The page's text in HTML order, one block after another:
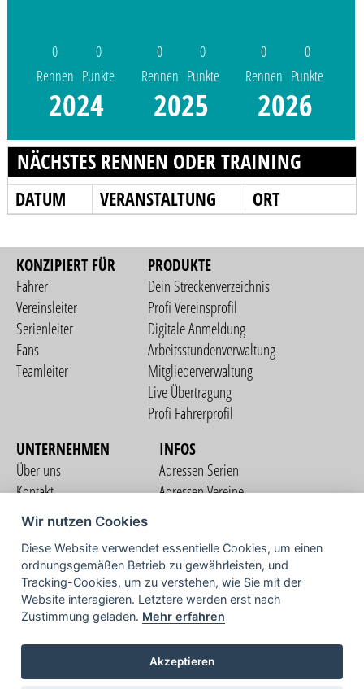
0
Rennen
0
Punkte
2024
0
Rennen
0
Punkte
2025
0
Rennen
0
Punkte
2026
NÄCHSTES RENNEN ODER TRAINING
DATUM VERANSTALTUNG ORT
KONZIPIERT FÜR
Fahrer
Vereinsleiter
Serienleiter
Fans
Teamleiter
PRODUKTE
Dein Streckenverzeichnis
Profi Vereinsprofil
Digitale Anmeldung
Arbeitsstundenverwaltung
Mitgliederverwaltung
Live Übertragung
Profi Fahrerprofil
UNTERNEHMEN
Über uns
Kontakt
Nutzungsbedingungen
Datenschutzerklärung
Impressum
INFOS
Adressen Serien
Adressen Vereine
COMMUNITY
TV
Wir nutzen Cookies
Diese Website verwendet essentielle Cookies, um einen
ordnungsgemäßen Betrieb zu gewährleisten, und
Tracking-Cookies, um zu verstehen, wie Sie mit der
Website interagieren. Letztere werden erst nach
Zustimmung geladen. Mehr erfahren
Akzeptieren